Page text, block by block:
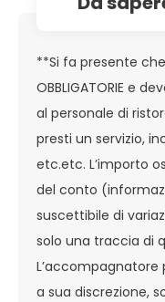
**Si fa presente
OBBLIGATORIE e
al personale di
presti un servizio,
etc.etc. L’importo
del conto
suscettibile di
solo una traccia di
a sua discrezione,